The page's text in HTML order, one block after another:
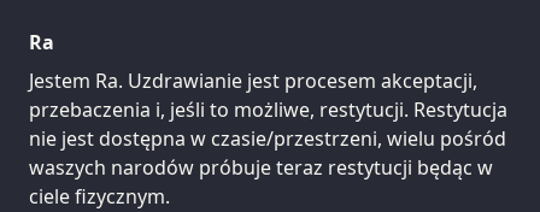
Ra
Jestem Ra. Uzdrawianie jest procesem akceptacji,
przebaczenia i, jeśli to możliwe, restytucji. Restytucja
nie jest dostępna w czasie/przestrzeni, wielu pośród
waszych narodów próbuje teraz restytucji będąc w
ciele fizycznym.